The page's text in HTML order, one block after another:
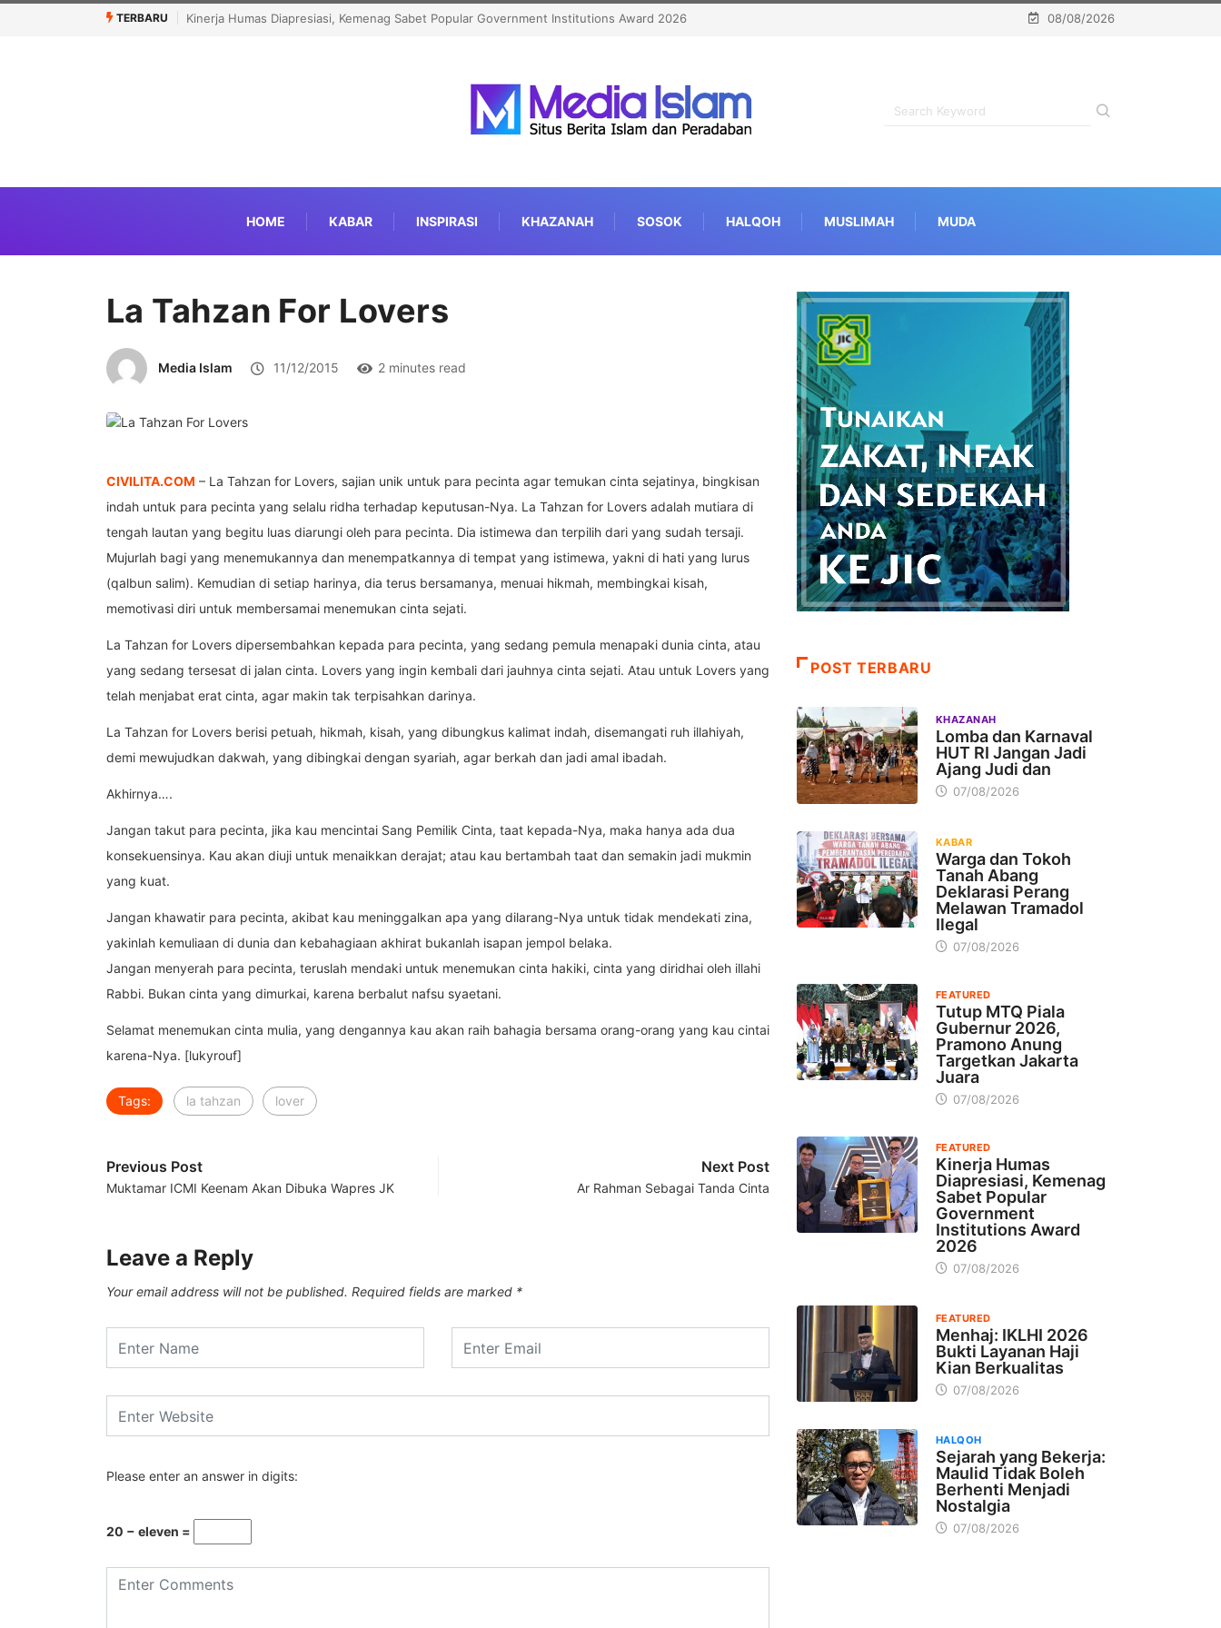
TERBARU Kinerja Humas Diapresiasi, Kemenag Sabet Popular Government Institutions Award 2026 08/08/2026
HOME KABAR INSPIRASI KHAZANAH SOSOK HALQOH MUSLIMAH MUDA
La Tahzan For Lovers
Media Islam 11/12/2015 2 minutes read
CIVILITA.COM – La Tahzan for Lovers, sajian unik untuk para pecinta agar temukan cinta sejatinya, bingkisan
indah untuk para pecinta yang selalu ridha terhadap keputusan-Nya. La Tahzan for Lovers adalah mutiara di
tengah lautan yang begitu luas diarungi oleh para pecinta. Dia istimewa dan terpilih dari yang sudah tersaji.
Mujurlah bagi yang menemukannya dan menempatkannya di tempat yang istimewa, yakni di hati yang lurus
(qalbun salim). Kemudian di setiap harinya, dia terus bersamanya, menuai hikmah, membingkai kisah,
memotivasi diri untuk membersamai menemukan cinta sejati.
La Tahzan for Lovers dipersembahkan kepada para pecinta, yang sedang pemula menapaki dunia cinta, atau
yang sedang tersesat di jalan cinta. Lovers yang ingin kembali dari jauhnya cinta sejati. Atau untuk Lovers yang
telah menjabat erat cinta, agar makin tak terpisahkan darinya.
La Tahzan for Lovers berisi petuah, hikmah, kisah, yang dibungkus kalimat indah, disemangati ruh illahiyah,
demi mewujudkan dakwah, yang dibingkai dengan syariah, agar berkah dan jadi amal ibadah.
Akhirnya….
Jangan takut para pecinta, jika kau mencintai Sang Pemilik Cinta, taat kepada-Nya, maka hanya ada dua
konsekuensinya. Kau akan diuji untuk menaikkan derajat; atau kau bertambah taat dan semakin jadi mukmin
yang kuat.
Jangan khawatir para pecinta, akibat kau meninggalkan apa yang dilarang-Nya untuk tidak mendekati zina,
yakinlah kemuliaan di dunia dan kebahagiaan akhirat bukanlah isapan jempol belaka.
Jangan menyerah para pecinta, teruslah mendaki untuk menemukan cinta hakiki, cinta yang diridhai oleh illahi
Rabbi. Bukan cinta yang dimurkai, karena berbalut nafsu syaetani.
Selamat menemukan cinta mulia, yang dengannya kau akan raih bahagia bersama orang-orang yang kau cintai
karena-Nya. [lukyrouf]
Tags: la tahzan lover
Previous Post
Muktamar ICMI Keenam Akan Dibuka Wapres JK
Next Post
Ar Rahman Sebagai Tanda Cinta
Leave a Reply
Your email address will not be published. Required fields are marked *
Please enter an answer in digits:
20 − eleven =
POST TERBARU
KHAZANAH
Lomba dan Karnaval
HUT RI Jangan Jadi
Ajang Judi dan
07/08/2026
KABAR
Warga dan Tokoh
Tanah Abang
Deklarasi Perang
Melawan Tramadol
Ilegal
07/08/2026
FEATURED
Tutup MTQ Piala
Gubernur 2026,
Pramono Anung
Targetkan Jakarta
Juara
07/08/2026
FEATURED
Kinerja Humas
Diapresiasi, Kemenag
Sabet Popular
Government
Institutions Award
2026
07/08/2026
FEATURED
Menhaj: IKLHI 2026
Bukti Layanan Haji
Kian Berkualitas
07/08/2026
HALQOH
Sejarah yang Bekerja:
Maulid Tidak Boleh
Berhenti Menjadi
Nostalgia
07/08/2026